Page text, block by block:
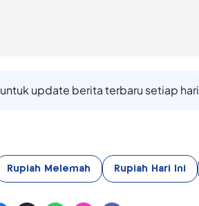
update berita terbaru setiap hari
Rupiah Melemah Rupiah Hari Ini